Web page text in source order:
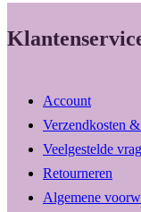
Account
Verzendkosten
Veelgestelde
Retourneren
Algemene